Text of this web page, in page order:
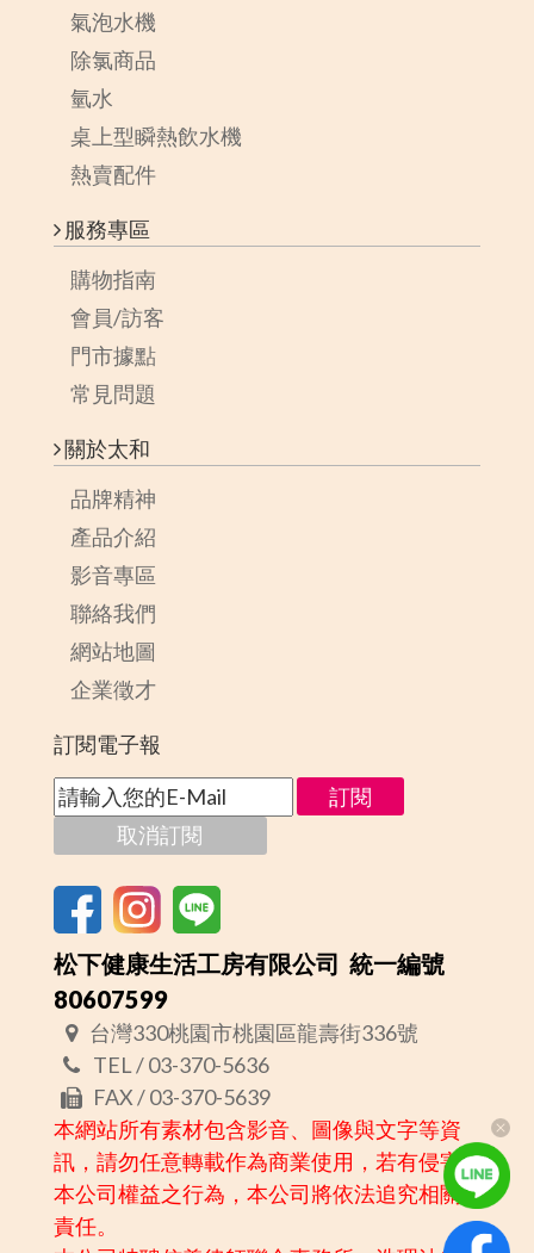
氣泡水機
除氯商品
氫水
桌上型瞬熱飲水機
熱賣配件
服務專區
購物指南
會員/訪客
門市據點
常見問題
關於太和
品牌精神
產品介紹
影音專區
聯絡我們
網站地圖
企業徵才
訂閱電子報
松下健康生活工房有限公司 統一編號
80607599
台灣330桃園市桃園區龍壽街336號
TEL / 03-370-5636
FAX / 03-370-5639
本網站所有素材包含影音、圖像與文字等資
訊，請勿任意轉載作為商業使用，若有侵害
本公司權益之行為，本公司將依法追究相關
責任。